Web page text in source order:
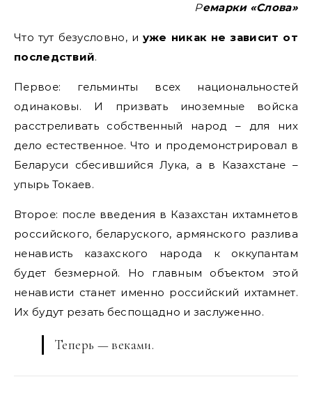
Ремарки «Слова»
Что тут безусловно, и уже никак не зависит от
последствий.
Первое: гельминты всех национальностей
одинаковы. И призвать иноземные войска
расстреливать собственный народ – для них
дело естественное. Что и продемонстрировал в
Беларуси сбесившийся Лука, а в Казахстане –
упырь Токаев.
Второе: после введения в Казахстан ихтамнетов
российского, беларуского, армянского разлива
ненависть казахского народа к оккупантам
будет безмерной. Но главным объектом этой
ненависти станет именно российский ихтамнет.
Их будут резать беспощадно и заслуженно.
Теперь — веками.